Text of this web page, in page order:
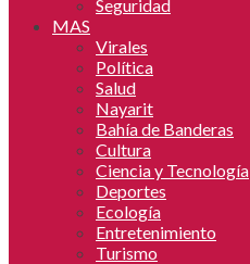
Seguridad
MAS
Virales
Política
Salud
Nayarit
Bahía de Banderas
Cultura
Ciencia y Tecnología
Deportes
Ecología
Entretenimiento
Turismo